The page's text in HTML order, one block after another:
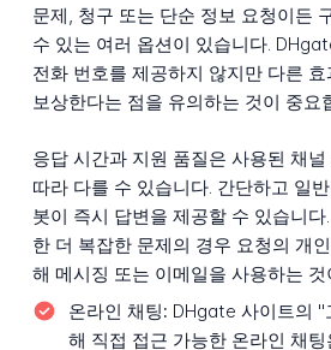
문제, 청구 또는 단순 정보 요청이든
수 있는 여러 옵션이 있습니다.
전화 번호를 제공하지 않지만 다른
보상한다는 점을 유의하는 것이 중요
응답 시간과 지원 품질은 사용된 채
따라 다를 수 있습니다. 간단하고 일
봇이 즉시 답변을 제공할 수 있습니
한 더 복잡한 문제의 경우 요청의 개
해 메시징 또는 이메일을 사용하는 것
온라인 채팅: DHgate 사이트의 "
해 직접 접근 가능한 온라인 채